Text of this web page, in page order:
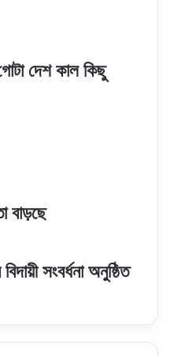
দেশ কাল কিছু
বাড়ছে
সংবর্ধনা অনুষ্ঠিত